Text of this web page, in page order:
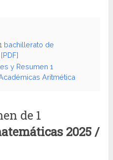
bachillerato de
y Resumen 1
Aritmética
de 1
2025 /